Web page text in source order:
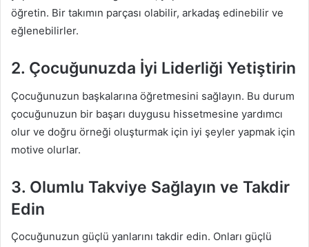
öğretin. Bir takımın parçası olabilir, arkadaş edinebilir ve
eğlenebilirler.
2. Çocuğunuzda İyi Liderliği Yetiştirin
Çocuğunuzun başkalarına öğretmesini sağlayın. Bu durum
çocuğunuzun bir başarı duygusu hissetmesine yardımcı
olur ve doğru örneği oluşturmak için iyi şeyler yapmak için
motive olurlar.
3. Olumlu Takviye Sağlayın ve Takdir
Edin
Çocuğunuzun güçlü yanlarını takdir edin. Onları güçlü